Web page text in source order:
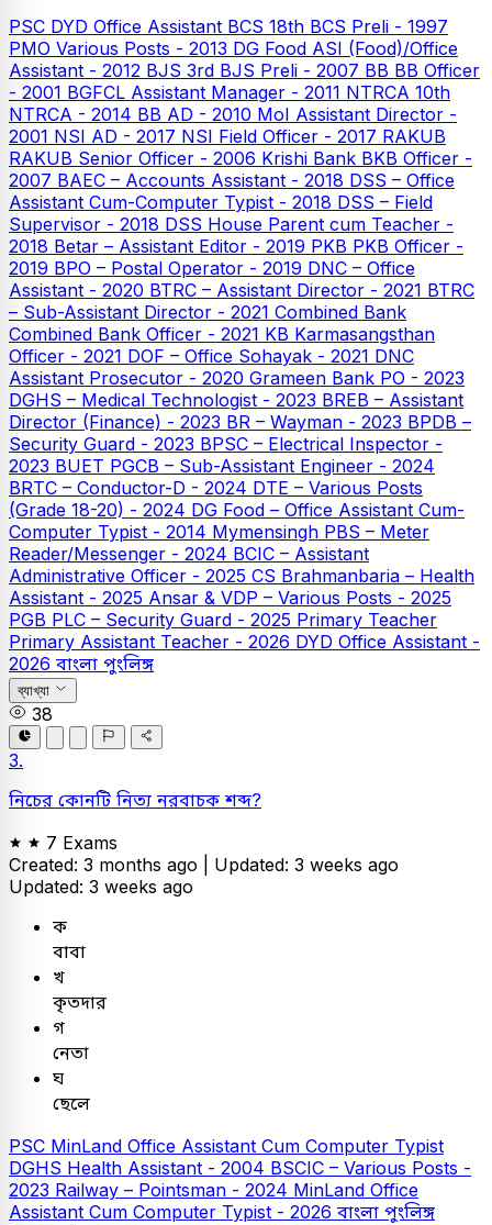
PSC DYD Office Assistant BCS 18th BCS Preli - 1997
PMO Various Posts - 2013 DG Food ASI (Food)/Office
Assistant - 2012 BJS 3rd BJS Preli - 2007 BB BB Officer
- 2001 BGFCL Assistant Manager - 2011 NTRCA 10th
NTRCA - 2014 BB AD - 2010 MoI Assistant Director -
2001 NSI AD - 2017 NSI Field Officer - 2017 RAKUB
RAKUB Senior Officer - 2006 Krishi Bank BKB Officer -
2007 BAEC – Accounts Assistant - 2018 DSS – Office
Assistant Cum-Computer Typist - 2018 DSS – Field
Supervisor - 2018 DSS House Parent cum Teacher -
2018 Betar – Assistant Editor - 2019 PKB PKB Officer -
2019 BPO – Postal Operator - 2019 DNC – Office
Assistant - 2020 BTRC – Assistant Director - 2021 BTRC
– Sub-Assistant Director - 2021 Combined Bank
Combined Bank Officer - 2021 KB Karmasangsthan
Officer - 2021 DOF – Office Sohayak - 2021 DNC
Assistant Prosecutor - 2020 Grameen Bank PO - 2023
DGHS – Medical Technologist - 2023 BREB – Assistant
Director (Finance) - 2023 BR – Wayman - 2023 BPDB –
Security Guard - 2023 BPSC – Electrical Inspector -
2023 BUET PGCB – Sub-Assistant Engineer - 2024
BRTC – Conductor-D - 2024 DTE – Various Posts
(Grade 18-20) - 2024 DG Food – Office Assistant Cum-
Computer Typist - 2014 Mymensingh PBS – Meter
Reader/Messenger - 2024 BCIC – Assistant
Administrative Officer - 2025 CS Brahmanbaria – Health
Assistant - 2025 Ansar & VDP – Various Posts - 2025
PGB PLC – Security Guard - 2025 Primary Teacher
Primary Assistant Teacher - 2026 DYD Office Assistant -
2026 বাংলা পুংলিঙ্গ
ব্যাখ্যা
38
3.
নিচের কোনটি নিত্য নরবাচক শব্দ?
7 Exams
Created: 3 months ago | Updated: 3 weeks ago
Updated: 3 weeks ago
ক
বাবা
খ
কৃতদার
গ
নেতা
ঘ
ছেলে
PSC MinLand Office Assistant Cum Computer Typist
DGHS Health Assistant - 2004 BSCIC – Various Posts -
2023 Railway – Pointsman - 2024 MinLand Office
Assistant Cum Computer Typist - 2026 বাংলা পুংলিঙ্গ